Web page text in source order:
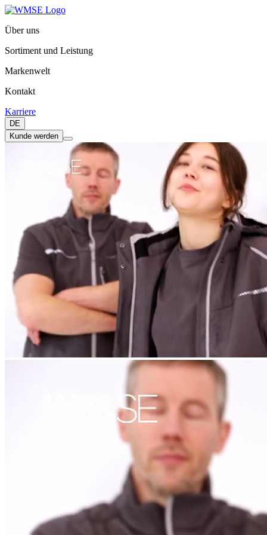
Über uns
Sortiment und Leistung
Markenwelt
Kontakt
Karriere
DE
Kunde werden